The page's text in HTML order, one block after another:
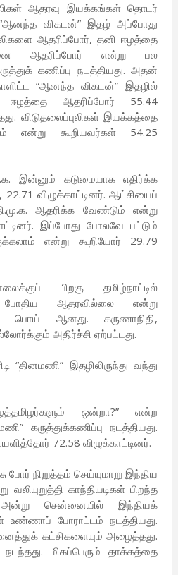
ஆதரவு இயக்கங்கள் தொடர்
விகடன்” இதழ் அப்போது
ஆதரிப்போர், தனி ஈழத்தை
ஆதரிப்போர் என்று பல
கணிப்பு நடத்தியது. அதன்
“ஆனந்த விகடன்” இதழில்
ஆதரிப்போர் 55.44
விடுதலைப்புலிகள் இயக்கத்தை
என்று கூறியவர்கள் 54.25
இன்னும் கடுமையாக எதிர்க்க
விழுக்காட்டினர். ஆட்சியைப்
ஆதரிக்க வேண்டும் என்று
இப்போது போலவே பட்டும்
என்று கூறியோர் 29.79
பிறகு தமிழ்நாட்டில்
போதிய ஆதரவில்லை என்று
பொய் ஆனது. கருணாநிதி,
அதிர்ச்சி ஏற்பட்டது.
“தினமணி” இதழிலிருந்து வந்து
ஒன்றா?” என்ற
கருத்துக்கணிப்பு நடத்தியது.
72.58 விழுக்காட்டினர்.
நிறுத்தம் செய்யுமாறு இந்திய
காந்தியடிகள் பிறந்த
சென்னையில் இந்தியக்
உண்ணாப் போராட்டம் நடத்தியது.
கட்சிகளையும் அழைத்தது.
நடந்தது. மிகப்பெரும் தாக்கத்தை